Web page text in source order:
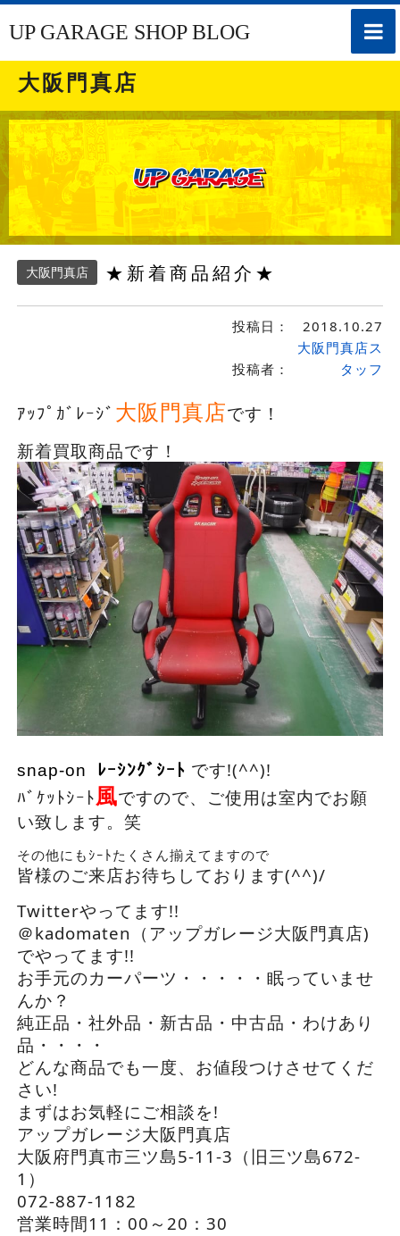
toggle
UP GARAGE SHOP BLOG
大阪門真店
大阪門真店 ★新着商品紹介★
投稿日： 2018.10.27
投稿者：
大阪門真店ス
タッフ
ｱｯﾌﾟｶﾞﾚｰｼﾞ 大阪門真店です！
新着買取商品です！
snap-on ﾚｰｼﾝｸﾞｼｰﾄ です!(^^)!
ﾊﾞｹｯﾄｼｰﾄ風ですので、ご使用は室内でお願
い致します。笑
その他にもｼｰﾄたくさん揃えてますので
皆様のご来店お待ちしております(^^)/
Twitterやってます!!
＠kadomaten（アップガレージ大阪門真店)
でやってます!!
お手元のカーパーツ・・・・・眠っていませ
んか？
純正品・社外品・新古品・中古品・わけあり
品・・・・
どんな商品でも一度、お値段つけさせてくだ
さい!
まずはお気軽にご相談を!
アップガレージ大阪門真店
大阪府門真市三ツ島5-11-3（旧三ツ島672-
1）
072-887-1182
営業時間11：00～20：30